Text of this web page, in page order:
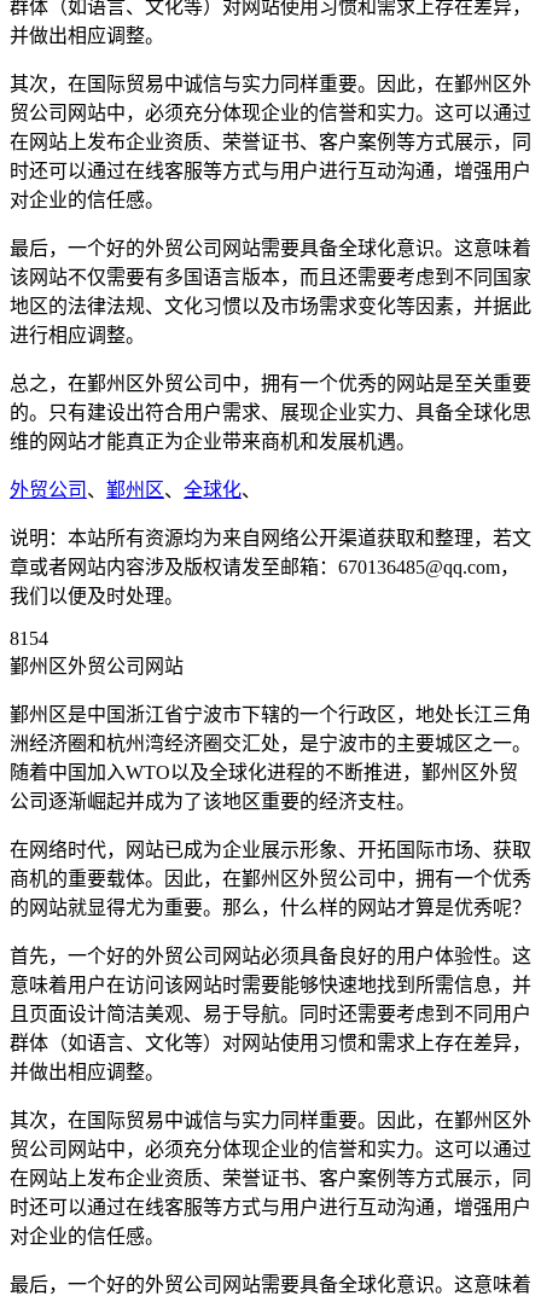
群体（如语言、文化等）对网站使用习惯和需求上存在差异，
并做出相应调整。
其次，在国际贸易中诚信与实力同样重要。因此，在鄞州区外
贸公司网站中，必须充分体现企业的信誉和实力。这可以通过
在网站上发布企业资质、荣誉证书、客户案例等方式展示，同
时还可以通过在线客服等方式与用户进行互动沟通，增强用户
对企业的信任感。
最后，一个好的外贸公司网站需要具备全球化意识。这意味着
该网站不仅需要有多国语言版本，而且还需要考虑到不同国家
地区的法律法规、文化习惯以及市场需求变化等因素，并据此
进行相应调整。
总之，在鄞州区外贸公司中，拥有一个优秀的网站是至关重要
的。只有建设出符合用户需求、展现企业实力、具备全球化思
维的网站才能真正为企业带来商机和发展机遇。
外贸公司 、 鄞州区、 全球化、
说明：本站所有资源均为来自网络公开渠道获取和整理，若文
章或者网站内容涉及版权请发至邮箱：670136485@qq.com，
我们以便及时处理。
8154
鄞州区外贸公司网站
鄞州区是中国浙江省宁波市下辖的一个行政区，地处长江三角
洲经济圈和杭州湾经济圈交汇处，是宁波市的主要城区之一。
随着中国加入WTO以及全球化进程的不断推进，鄞州区外贸
公司逐渐崛起并成为了该地区重要的经济支柱。
在网络时代，网站已成为企业展示形象、开拓国际市场、获取
商机的重要载体。因此，在鄞州区外贸公司中，拥有一个优秀
的网站就显得尤为重要。那么，什么样的网站才算是优秀呢？
首先，一个好的外贸公司网站必须具备良好的用户体验性。这
意味着用户在访问该网站时需要能够快速地找到所需信息，并
且页面设计简洁美观、易于导航。同时还需要考虑到不同用户
群体（如语言、文化等）对网站使用习惯和需求上存在差异，
并做出相应调整。
其次，在国际贸易中诚信与实力同样重要。因此，在鄞州区外
贸公司网站中，必须充分体现企业的信誉和实力。这可以通过
在网站上发布企业资质、荣誉证书、客户案例等方式展示，同
时还可以通过在线客服等方式与用户进行互动沟通，增强用户
对企业的信任感。
最后，一个好的外贸公司网站需要具备全球化意识。这意味着